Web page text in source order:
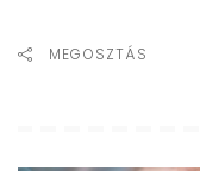
MEGOSZTÁS